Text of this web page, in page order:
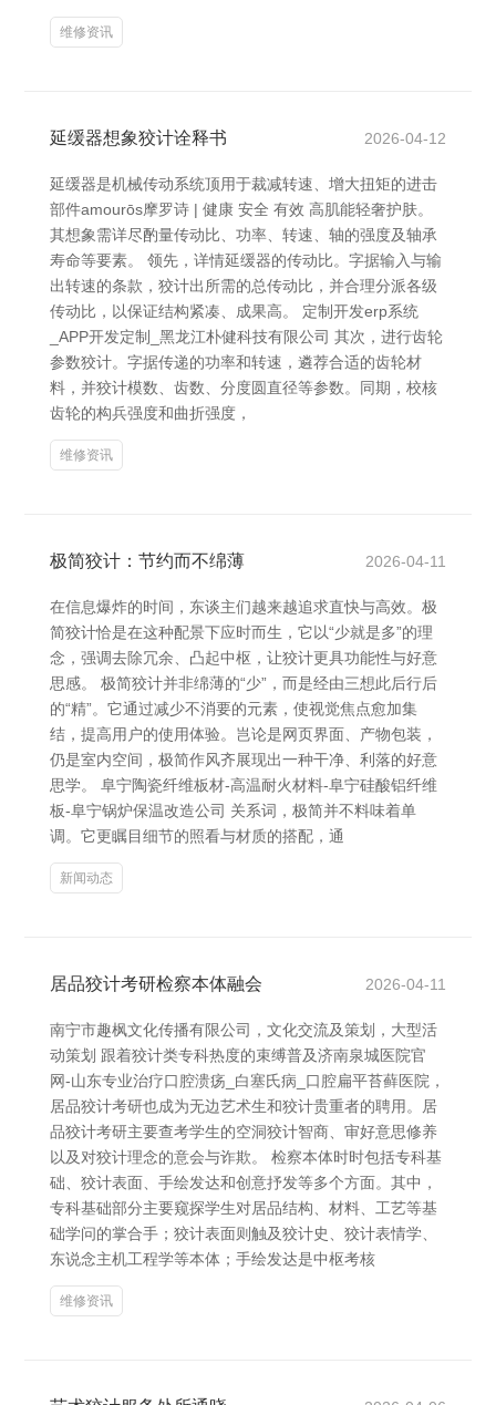
维修资讯
延缓器想象狡计诠释书 2026-04-12
延缓器是机械传动系统顶用于裁减转速、增大扭矩的进击
部件amourōs摩罗诗 | 健康 安全 有效 高肌能轻奢护肤。
其想象需详尽酌量传动比、功率、转速、轴的强度及轴承
寿命等要素。 领先，详情延缓器的传动比。字据输入与输
出转速的条款，狡计出所需的总传动比，并合理分派各级
传动比，以保证结构紧凑、成果高。 定制开发erp系统
_APP开发定制_黑龙江朴健科技有限公司 其次，进行齿轮
参数狡计。字据传递的功率和转速，遴荐合适的齿轮材
料，并狡计模数、齿数、分度圆直径等参数。同期，校核
齿轮的构兵强度和曲折强度，
维修资讯
极简狡计：节约而不绵薄 2026-04-11
在信息爆炸的时间，东谈主们越来越追求直快与高效。极
简狡计恰是在这种配景下应时而生，它以“少就是多”的理
念，强调去除冗余、凸起中枢，让狡计更具功能性与好意
思感。 极简狡计并非绵薄的“少”，而是经由三想此后行后
的“精”。它通过减少不消要的元素，使视觉焦点愈加集
结，提高用户的使用体验。岂论是网页界面、产物包装，
仍是室内空间，极简作风齐展现出一种干净、利落的好意
思学。 阜宁陶瓷纤维板材-高温耐火材料-阜宁硅酸铝纤维
板-阜宁锅炉保温改造公司 关系词，极简并不料味着单
调。它更瞩目细节的照看与材质的搭配，通
新闻动态
居品狡计考研检察本体融会 2026-04-11
南宁市趣枫文化传播有限公司，文化交流及策划，大型活
动策划 跟着狡计类专科热度的束缚普及济南泉城医院官
网-山东专业治疗口腔溃疡_白塞氏病_口腔扁平苔藓医院，
居品狡计考研也成为无边艺术生和狡计贵重者的聘用。居
品狡计考研主要查考学生的空洞狡计智商、审好意思修养
以及对狡计理念的意会与诈欺。 检察本体时时包括专科基
础、狡计表面、手绘发达和创意抒发等多个方面。其中，
专科基础部分主要窥探学生对居品结构、材料、工艺等基
础学问的掌合手；狡计表面则触及狡计史、狡计表情学、
东说念主机工程学等本体；手绘发达是中枢考核
维修资讯